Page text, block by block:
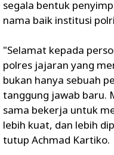
segala bentuk
nama baik institusi polri
"Selamat kepada
polres jajaran yang
bukan hanya sebuah
tanggung jawab baru.
sama bekerja untuk
lebih kuat, dan lebih
tutup Achmad Kartiko.